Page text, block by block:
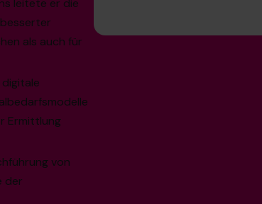
leitete er die
als auch für
Ermittlung
von
der